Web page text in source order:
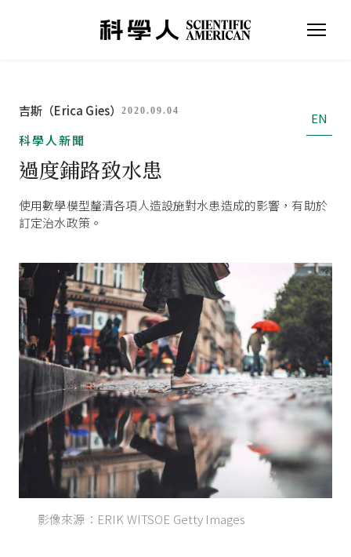
吉斯（Erica Gies）2020.09.04
EN
科學人新聞
過度鋪路致水患
使用數學模型釐清各項人造設施對水患造成的影響，有助於
訂定治水政策。
影像來源：ERIK WITSOE Getty Images